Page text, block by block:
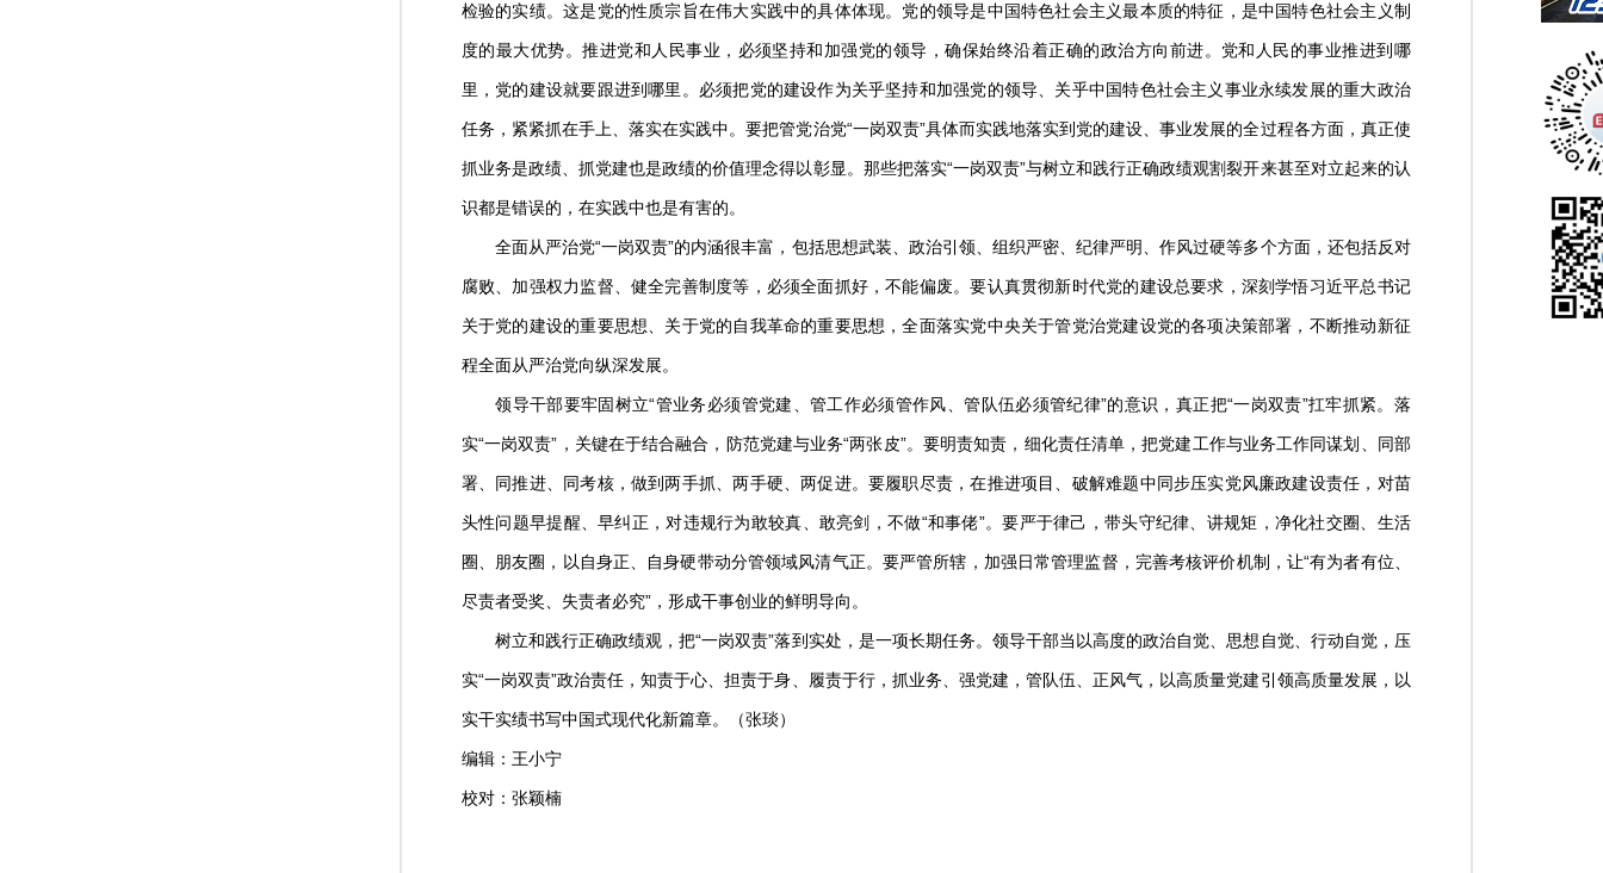
检验的实绩。这是党的性质宗旨在伟大实践中的具体体现。党的领导是中国特色社会主义最本质的特征，是中国特色社会主义制
度的最大优势。推进党和人民事业，必须坚持和加强党的领导，确保始终沿着正确的政治方向前进。党和人民的事业推进到哪
里，党的建设就要跟进到哪里。必须把党的建设作为关乎坚持和加强党的领导、关乎中国特色社会主义事业永续发展的重大政治
任务，紧紧抓在手上、落实在实践中。要把管党治党“一岗双责”具体而实践地落实到党的建设、事业发展的全过程各方面，真正使
抓业务是政绩、抓党建也是政绩的价值理念得以彰显。那些把落实“一岗双责”与树立和践行正确政绩观割裂开来甚至对立起来的认
识都是错误的，在实践中也是有害的。
全面从严治党“一岗双责”的内涵很丰富，包括思想武装、政治引领、组织严密、纪律严明、作风过硬等多个方面，还包括反对
腐败、加强权力监督、健全完善制度等，必须全面抓好，不能偏废。要认真贯彻新时代党的建设总要求，深刻学悟习近平总书记
关于党的建设的重要思想、关于党的自我革命的重要思想，全面落实党中央关于管党治党建设党的各项决策部署，不断推动新征
程全面从严治党向纵深发展。
领导干部要牢固树立“管业务必须管党建、管工作必须管作风、管队伍必须管纪律”的意识，真正把“一岗双责”扛牢抓紧。落
实“一岗双责”，关键在于结合融合，防范党建与业务“两张皮”。要明责知责，细化责任清单，把党建工作与业务工作同谋划、同部
署、同推进、同考核，做到两手抓、两手硬、两促进。要履职尽责，在推进项目、破解难题中同步压实党风廉政建设责任，对苗
头性问题早提醒、早纠正，对违规行为敢较真、敢亮剑，不做“和事佬”。要严于律己，带头守纪律、讲规矩，净化社交圈、生活
圈、朋友圈，以自身正、自身硬带动分管领域风清气正。要严管所辖，加强日常管理监督，完善考核评价机制，让“有为者有位、
尽责者受奖、失责者必究”，形成干事创业的鲜明导向。
树立和践行正确政绩观，把“一岗双责”落到实处，是一项长期任务。领导干部当以高度的政治自觉、思想自觉、行动自觉，压
实“一岗双责”政治责任，知责于心、担责于身、履责于行，抓业务、强党建，管队伍、正风气，以高质量党建引领高质量发展，以
实干实绩书写中国式现代化新篇章。（张琰）
编辑：王小宁
校对：张颖楠